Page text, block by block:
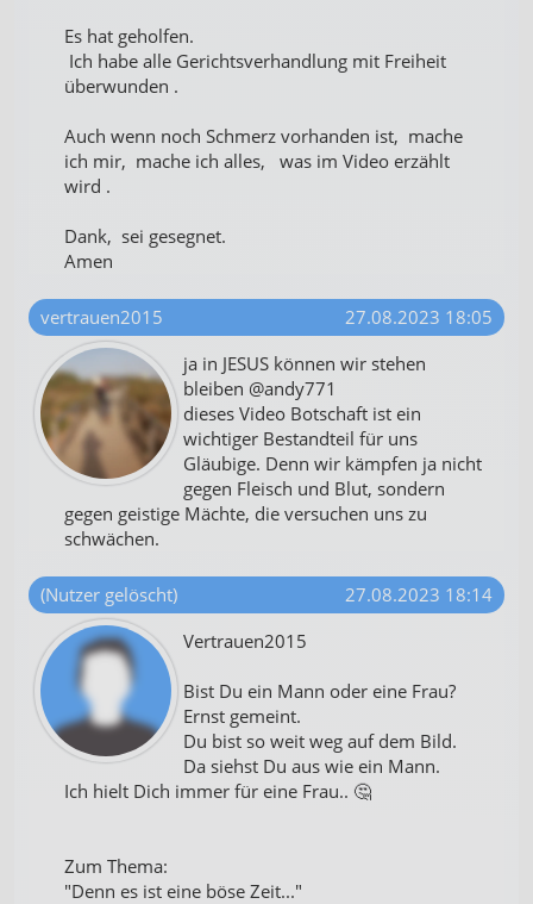
Es hat geholfen.
Ich habe alle Gerichtsverhandlung mit Freiheit
überwunden .
Auch wenn noch Schmerz vorhanden ist, mache
ich mir, mache ich alles, was im Video erzählt
wird .
Dank, sei gesegnet.
Amen
vertrauen2015
27.08.2023 18:05
ja in JESUS können wir stehen
bleiben @andy771
dieses Video Botschaft ist ein
wichtiger Bestandteil für uns
Gläubige. Denn wir kämpfen ja nicht
gegen Fleisch und Blut, sondern
gegen geistige Mächte, die versuchen uns zu
schwächen.
(Nutzer gelöscht)
27.08.2023 18:14
Vertrauen2015
Bist Du ein Mann oder eine Frau?
Ernst gemeint.
Du bist so weit weg auf dem Bild.
Da siehst Du aus wie ein Mann.
Ich hielt Dich immer für eine Frau.. 🤔
Zum Thema:
"Denn es ist eine böse Zeit..."